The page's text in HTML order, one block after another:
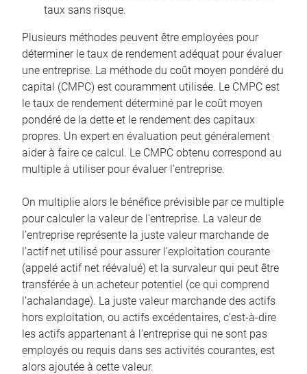
taux sans risque.
Plusieurs méthodes peuvent être employées pour
déterminer le taux de rendement adéquat pour évaluer
une entreprise. La méthode du coût moyen pondéré du
capital (CMPC) est couramment utilisée. Le CMPC est
le taux de rendement déterminé par le coût moyen
pondéré de la dette et le rendement des capitaux
propres. Un expert en évaluation peut généralement
aider à faire ce calcul. Le CMPC obtenu correspond au
multiple à utiliser pour évaluer l’entreprise.
On multiplie alors le bénéfice prévisible par ce multiple
pour calculer la valeur de l’entreprise. La valeur de
l’entreprise représente la juste valeur marchande de
l’actif net utilisé pour assurer l’exploitation courante
(appelé actif net réévalué) et la survaleur qui peut être
transférée à un acheteur potentiel (ce qui comprend
l’achalandage). La juste valeur marchande des actifs
hors exploitation, ou actifs excédentaires, c’est-à-dire
les actifs appartenant à l’entreprise qui ne sont pas
employés ou requis dans ses activités courantes, est
alors ajoutée à cette valeur.